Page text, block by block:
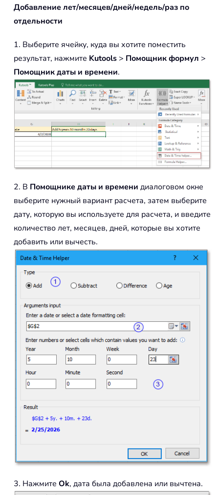
Добавление лет/месяцев/дней/недель/раз по
отдельности
1. Выберите ячейку, куда вы хотите поместить
результат, нажмите Kutools > Помощник формул >
Помощник даты и времени.
2. В Помощнике даты и времени диалоговом окне
выберите нужный вариант расчета, затем выберите
дату, которую вы используете для расчета, и введите
количество лет, месяцев, дней, которые вы хотите
добавить или вычесть.
3. Нажмите Ok, дата была добавлена или вычтена.